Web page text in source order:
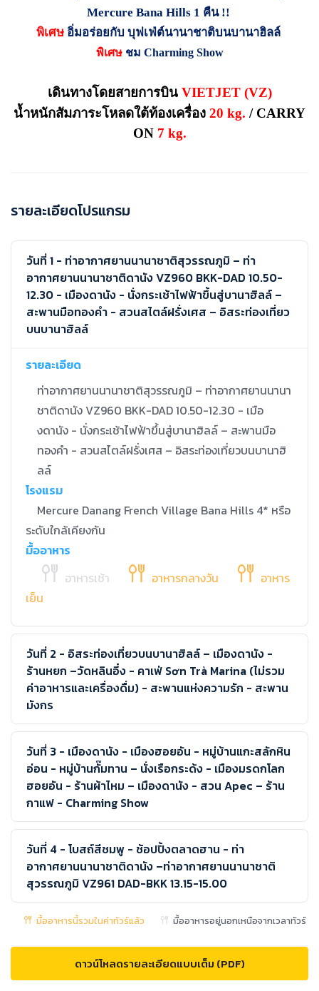
Mercure Bana Hills 1 คืน !!
พิเศษ อิ่มอร่อยกับ บุฟเฟ่ต์นานาชาติบนบานาฮิลล์
พิเศษชม Charming Show
เดินทางโดยสายการบิน VIETJET (VZ)
น้ำหนักสัมภาระโหลดใต้ท้องเครื่อง 20 kg. / CARRY
ON 7 kg.
รายละเอียดโปรแกรม
วันที่ 1 - ท่าอากาศยานนานาชาติสุวรรณภูมิ – ท่า
อากาศยานนานาชาติดานัง VZ960 BKK-DAD 10.50-
12.30 - เมืองดานัง - นั่งกระเช้าไฟฟ้าขึ้นสู่บานาฮิลล์ –
สะพานมือทองคำ - สวนสไตล์ฝรั่งเศส – อิสระท่องเที่ยว
บนบานาฮิลล์
รายละเอียด
ท่าอากาศยานนานาชาติสุวรรณภูมิ – ท่าอากาศยานนานา
ชาติดานัง VZ960 BKK-DAD 10.50-12.30 - เมือ
งดานัง - นั่งกระเช้าไฟฟ้าขึ้นสู่บานาฮิลล์ – สะพานมือ
ทองคำ - สวนสไตล์ฝรั่งเศส – อิสระท่องเที่ยวบนบานาฮิ
ลล์
โรงแรม
Mercure Danang French Village Bana Hills 4* หรือ
ระดับใกล้เคียงกัน
มื้ออาหาร
อาหารเช้า
อาหารกลางวัน
อาหาร
เย็น
วันที่ 2 - อิสระท่องเที่ยวบนบานาฮิลล์ – เมืองดานัง -
ร้านหยก –วัดหลินอึ๋ง - คาเฟ่ Sơn Trà Marina (ไม่รวม
ค่าอาหารและเครื่องดื่ม) - สะพานแห่งความรัก - สะพาน
มังกร
วันที่ 3 - เมืองดานัง - เมืองฮอยอัน - หมู่บ้านแกะสลักหิน
อ่อน - หมู่บ้านกั๊มทาน – นั่งเรือกระด้ง - เมืองมรดกโลก
ฮอยอัน - ร้านผ้าไหม – เมืองดานัง - สวน Apec – ร้าน
กาแฟ - Charming Show
วันที่ 4 - โบสถ์สีชมพู - ช้อปปิ้งตลาดฮาน - ท่า
อากาศยานนานาชาติดานัง –ท่าอากาศยานนานาชาติ
สุวรรณภูมิ VZ961 DAD-BKK 13.15-15.00
มื้ออาหารนี้รวมในค่าทัวร์แล้ว มื้ออาหารอยู่นอกเหนือจากเวลาทัวร์
ดาวน์โหลดรายละเอียดแบบเต็ม (PDF)